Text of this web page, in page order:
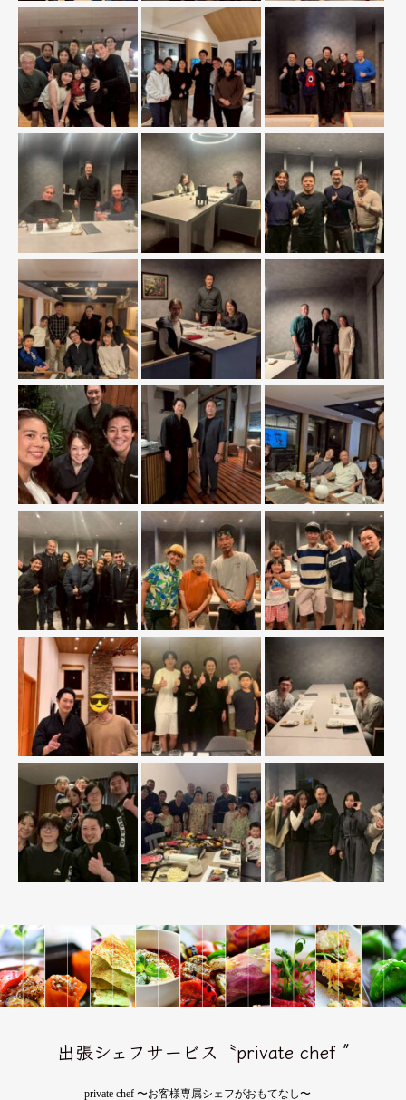
出張シェフサービス〝private chef ″
private chef 〜お客様専属シェフがおもてなし〜